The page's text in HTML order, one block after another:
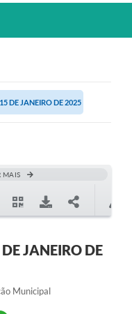
DE JANEIRO DE 2025
MAIS
JANEIRO DE
Municipal